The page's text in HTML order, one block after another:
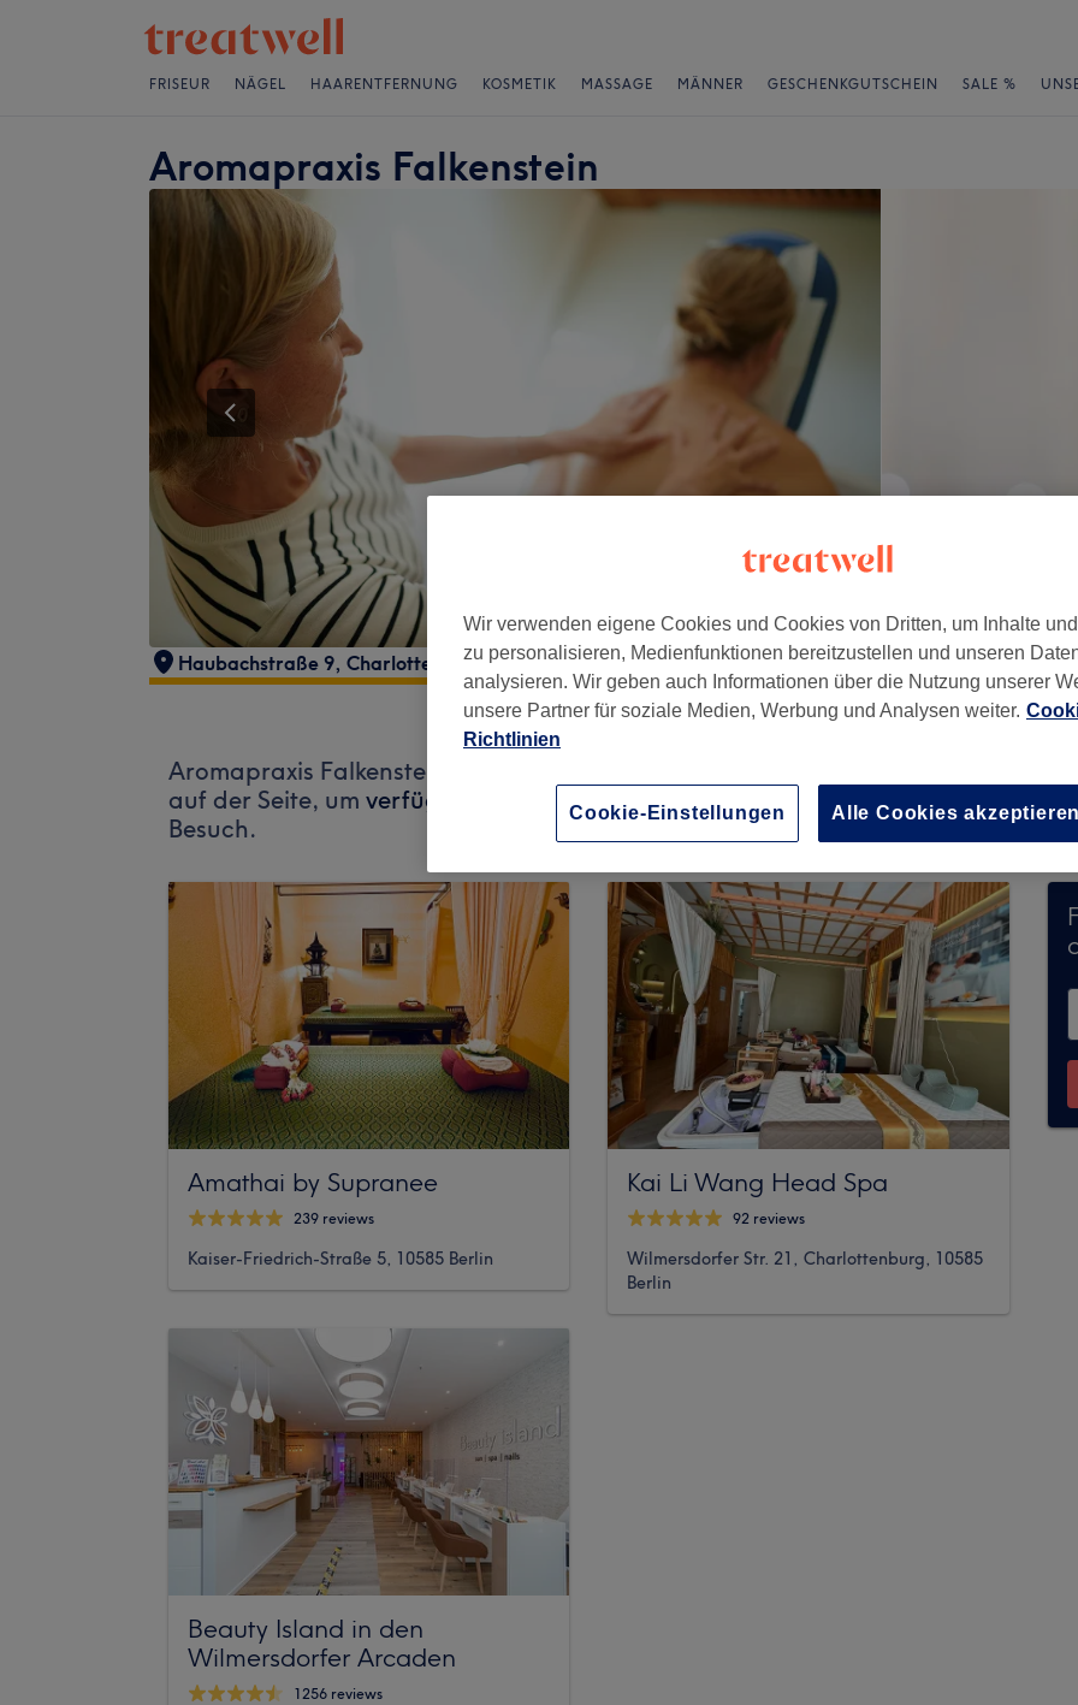
FRISEUR NÄGEL HAARENTFERNUNG KOSMETIK MASSAGE MÄNNER GESCHENKGUTSCHEIN SALE %
Aromapraxis Falkenstein
Haubachstraße 9, Charlottenburg-Wilmersdorf, Berlin, 10585
Aromapraxis Falkenstein nimmt derzeit keine Buchungen über Treatwell
auf der Seite, um verfügbare Salons in Ihrer Nähe zu finden. Dort warten viele
Besuch.
Amathai by Supranee
239 reviews
Kaiser-Friedrich-Straße 5, 10585 Berlin
Beauty Island in den
Wilmersdorfer Arcaden
1256 reviews
Kai Li Wang Head Spa
92 reviews
Wilmersdorfer Str. 21, Charlottenburg, 10585
Berlin
Wir verwenden eigene Cookies und Cookies von Dritten, um Inhalte
zu personalisieren, Medienfunktionen bereitzustellen und unseren
analysieren. Wir geben auch Informationen über die Nutzung unserer
unsere Partner für soziale Medien, Werbung und Analysen weiter.
Richtlinien
Cookie-Einstellungen Alle Cookies akzeptieren